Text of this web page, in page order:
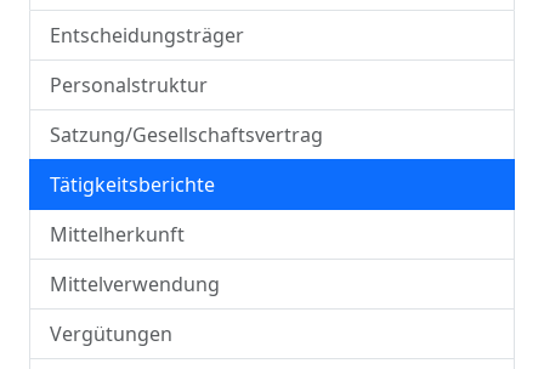
Entscheidungsträger
Personalstruktur
Satzung/Gesellschaftsvertrag
Tätigkeitsberichte
Mittelherkunft
Mittelverwendung
Vergütungen